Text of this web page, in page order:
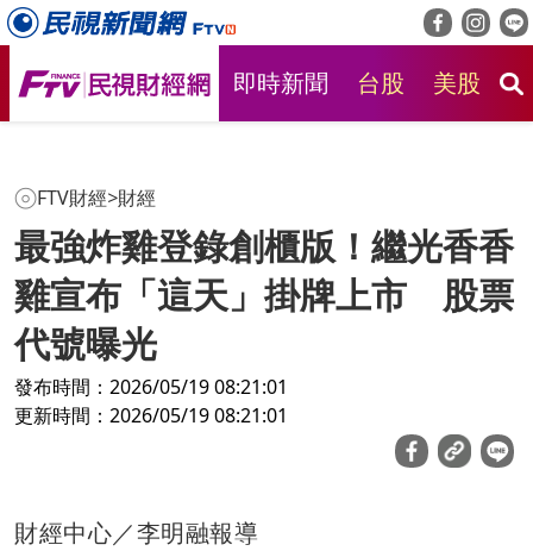
即時新聞 台股 美股
FTV財經>財經
最強炸雞登錄創櫃版！繼光香香
雞宣布「這天」掛牌上市 股票
代號曝光
發布時間：2026/05/19 08:21:01
更新時間：2026/05/19 08:21:01
財經中心／李明融報導